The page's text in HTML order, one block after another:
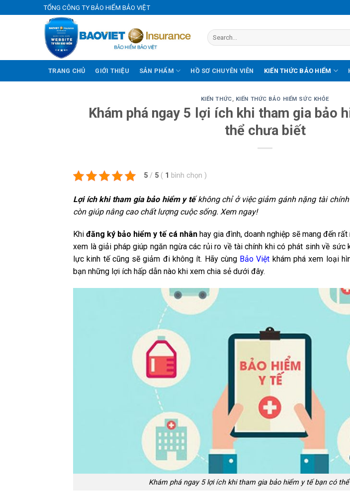
to
TỔNG CÔNG TY BẢO HIỂM BẢO VIỆT
TRANG CHỦ GIỚI THIỆU SẢN PHẨM HỒ SƠ CHUYÊN VIÊN KIẾN THỨC BẢO HIỂM
KIẾN THỨC, KIẾN THỨC BẢO HIỂM SỨC KHỎE
Khám phá ngay 5 lợi ích khi tham gia bảo
thể chưa biết
5 / 5 ( 1 bình chọn )
Lợi ích khi tham gia bảo hiểm y tếkhông chỉ ở việc giảm gánh nặng tài
còn giúp nâng cao chất lượng cuộc sống. Xem ngay!
Khi đăng ký bảo hiểm y tế cá nhân hay gia đình, doanh nghiệp sẽ mang đến
xem là giải pháp giúp ngăn ngừa các rủi ro về tài chính khi có phát sinh về sức
lực kinh tế cũng sẽ giảm đi không ít. Hãy cùng Bảo Việt khám phá xem loại
bạn những lợi ích hấp dẫn nào khi xem chia sẻ dưới đây.
Khám phá ngay 5 lợi ích khi tham gia bảo hiểm y tế bạn có